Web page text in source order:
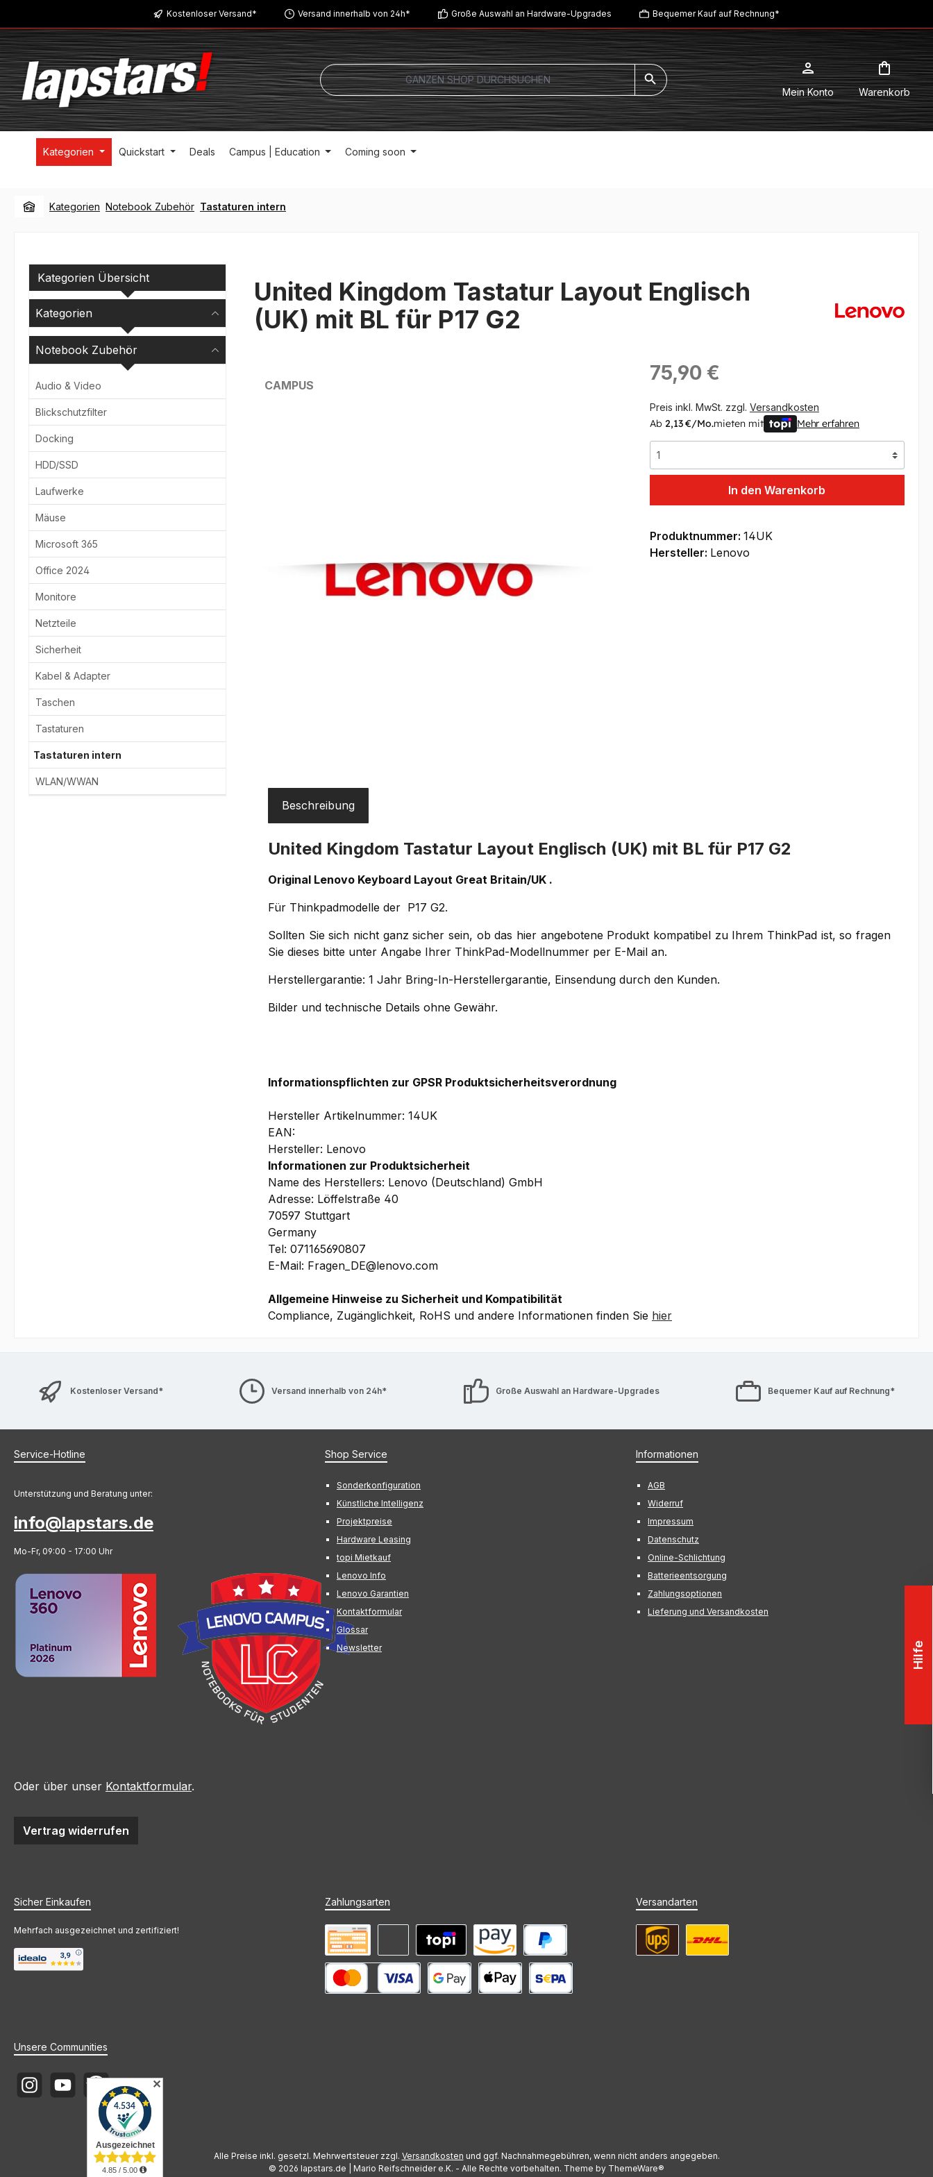
Zur Hauptnavigation springenKostenloser Versand* Versand innerhalb von 24h* Große Auswahl an Hardware-Upgrades Bequemer Kauf auf Rechnung*
Mein Konto Warenkorb
Kategorien Quickstart Deals Campus | Education Coming soon
Kategorien Notebook Zubehör Tastaturen intern
Kategorien Übersicht
Kategorien
Notebook Zubehör
Audio & Video
Blickschutzfilter
Docking
HDD/SSD
Laufwerke
Mäuse
Microsoft 365
Office 2024
Monitore
Netzteile
Sicherheit
Kabel & Adapter
Taschen
Tastaturen
Tastaturen intern
WLAN/WWAN
United Kingdom Tastatur Layout Englisch
(UK) mit BL für P17 G2
CAMPUS
Regulärer Preis:
75,90 €
Preis inkl. MwSt. zzgl. Versandkosten
Ab 2,13 €/Mo.mieten mit Mehr erfahren
In den Warenkorb
Produktnummer: 14UK
Hersteller: Lenovo
Beschreibung
United Kingdom Tastatur Layout Englisch (UK) mit BL für P17 G2
Original Lenovo Keyboard Layout Great Britain/UK .
Für Thinkpadmodelle der P17 G2.
Sollten Sie sich nicht ganz sicher sein, ob das hier angebotene Produkt kompatibel zu Ihrem ThinkPad ist, so fragen
Sie dieses bitte unter Angabe Ihrer ThinkPad-Modellnummer per E-Mail an.
Herstellergarantie: 1 Jahr Bring-In-Herstellergarantie, Einsendung durch den Kunden.
Bilder und technische Details ohne Gewähr.
Informationspflichten zur GPSR Produktsicherheitsverordnung
Hersteller Artikelnummer: 14UK
EAN:
Hersteller: Lenovo
Informationen zur Produktsicherheit
Name des Herstellers: Lenovo (Deutschland) GmbH
Adresse: Löffelstraße 40
70597 Stuttgart
Germany
Tel: 071165690807
E-Mail: Fragen_DE@lenovo.com
Allgemeine Hinweise zu Sicherheit und Kompatibilität
Compliance, Zugänglichkeit, RoHS und andere Informationen finden Sie hier
Kostenloser Versand* Versand innerhalb von 24h* Große Auswahl an Hardware-Upgrades Bequemer Kauf auf Rechnung*
Service-Hotline
Unterstützung und Beratung unter:
info@lapstars.de
Mo-Fr, 09:00 - 17:00 Uhr
Oder über unser Kontaktformular.
Vertrag widerrufen
Shop Service
Sonderkonfiguration
Künstliche Intelligenz
Projektpreise
Hardware Leasing
topi Mietkauf
Lenovo Info
Lenovo Garantien
Kontaktformular
Glossar
Newsletter
Informationen
AGB
Widerruf
Impressum
Datenschutz
Online-Schlichtung
Batterieentsorgung
Zahlungsoptionen
Lieferung und Versandkosten
Sicher Einkaufen
Mehrfach ausgezeichnet und zertifiziert!
Zahlungsarten
PayPal
Mieten mit topi Amazon Pay
Vorkasse Rechnung (Zahlungsziel)
Versandarten
Unsere Communities
Instagram YouTube Newsletter
Alle Preise inkl. gesetzl. Mehrwertsteuer zzgl. Versandkosten und ggf. Nachnahmegebühren, wenn nicht anders angegeben.
© 2026 lapstars.de | Mario Reifschneider e.K. - Alle Rechte vorbehalten. Theme by ThemeWare®
Hilfe
✕